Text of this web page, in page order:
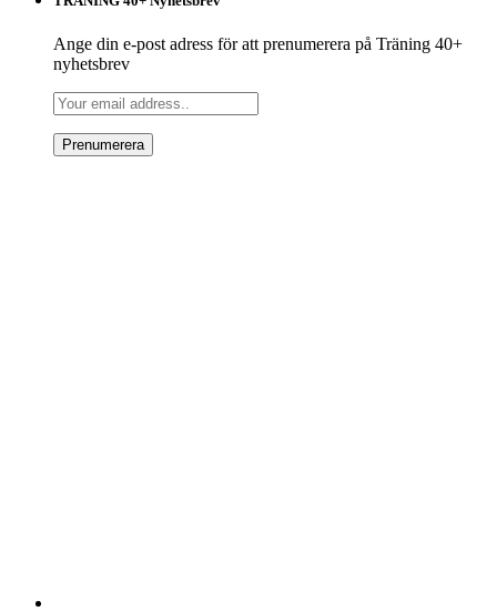
Ange din e-post adress för att prenumerera på Träning 40+
nyhetsbrev